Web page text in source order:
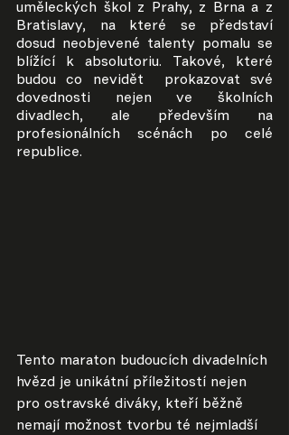
uměleckých škol z Prahy, z Brna a z
Bratislavy, na které se představí
dosud neobjevené talenty pomalu se
blížící k absolutoriu. Takové, které
budou co nevidět  prokazovat své
dovednosti nejen ve školních
divadlech, ale především na
profesionálních scénách po celé
republice.
Tento maraton budoucích divadelních
hvězd je unikátní příležitostí nejen
pro ostravské diváky, kteří běžně
nemají možnost tvorbu té nejmladší